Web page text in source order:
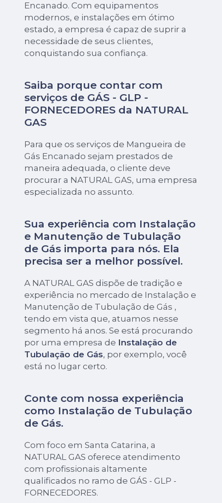
Encanado. Com equipamentos
modernos, e instalações em ótimo
estado, a empresa é capaz de suprir a
necessidade de seus clientes,
conquistando sua confiança.
Saiba porque contar com
serviços de GÁS - GLP -
FORNECEDORES da NATURAL
GAS
Para que os serviços de Mangueira de
Gás Encanado sejam prestados de
maneira adequada, o cliente deve
procurar a NATURAL GAS, uma empresa
especializada no assunto.
Sua experiência com Instalação
e Manutenção de Tubulação
de Gás importa para nós. Ela
precisa ser a melhor possível.
A NATURAL GAS dispõe de tradição e
experiência no mercado de Instalação e
Manutenção de Tubulação de Gás ,
tendo em vista que, atuamos nesse
segmento há anos. Se está procurando
por uma empresa de Instalação de
Tubulação de Gás, por exemplo, você
está no lugar certo.
Conte com nossa experiência
como Instalação de Tubulação
de Gás.
Com foco em Santa Catarina, a
NATURAL GAS oferece atendimento
com profissionais altamente
qualificados no ramo de GÁS - GLP -
FORNECEDORES.